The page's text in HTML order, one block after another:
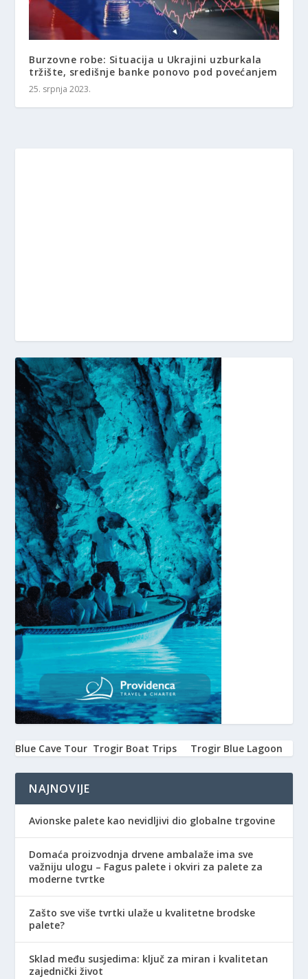
Burzovne robe: Situacija u Ukrajini uzburkala
tržište, središnje banke ponovo pod povećanjem
25. srpnja 2023.
Blue Cave Tour Trogir Boat Trips Trogir Blue Lagoon
NAJNOVIJE
Avionske palete kao nevidljivi dio globalne trgovine
Domaća proizvodnja drvene ambalaže ima sve
važniju ulogu – Fagus palete i okviri za palete za
moderne tvrtke
Zašto sve više tvrtki ulaže u kvalitetne brodske
palete?
Sklad među susjedima: ključ za miran i kvalitetan
zajednički život